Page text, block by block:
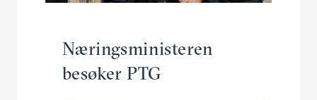
Nærings­mi­nis­teren
besøker PTG